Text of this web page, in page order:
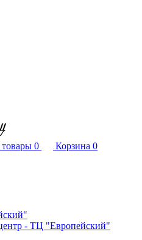
0 Корзина 0
- ТЦ "Европейский"